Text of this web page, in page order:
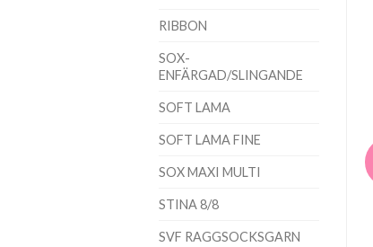
RIBBON
SOX-
ENFÄRGAD/SLINGANDE
SOFT LAMA
SOFT LAMA FINE
SOX MAXI MULTI
STINA 8/8
SVF RAGGSOCKSGARN